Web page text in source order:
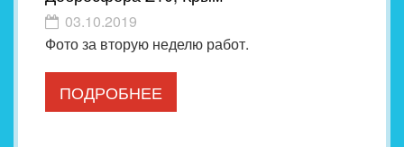
03.10.2019
Фото за вторую неделю работ.
ПОДРОБНЕЕ